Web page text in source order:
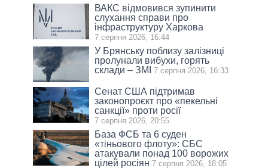
ВАКС відмовився зупинити
слухання справи про
інфраструктуру Харкова
7 серпня 2026, 16:44
У Брянську поблизу залізниці
пролунали вибухи, горять
склади – ЗМІ
7 серпня 2026, 16:33
Сенат США підтримав
законопроєкт про «пекельні
санкції» проти росії
7 серпня 2026, 20:55
База ФСБ та 6 суден
«тіньового флоту»: СБС
атакували понад 100 ворожих
цілей росіян 7 серпня 2026, 18:05